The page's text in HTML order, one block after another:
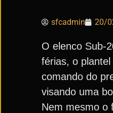
sfcadmin 20/
O elenco Sub-
férias, o
comando do
visando uma
Nem mesmo o